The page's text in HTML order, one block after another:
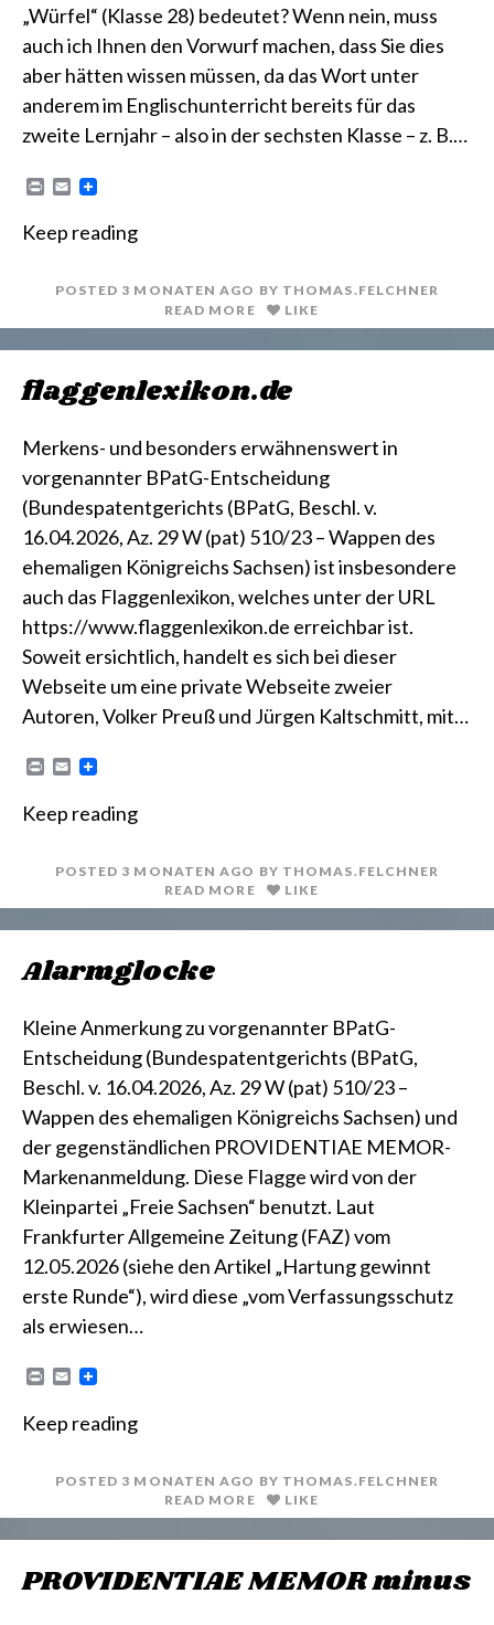
„Würfel“ (Klasse 28) bedeutet? Wenn nein, muss
auch ich Ihnen den Vorwurf machen, dass Sie dies
aber hätten wissen müssen, da das Wort unter
anderem im Englischunterricht bereits für das
zweite Lernjahr – also in der sechsten Klasse – z. B.…
P
n
E
i
Keep reading
POSTED 3 MONATEN AGO BY THOMAS.FELCHNER
READ MORE
LIKE
flaggenlexikon.de
Merkens- und besonders erwähnenswert in
vorgenannter BPatG-Entscheidung
(Bundespatentgerichts (BPatG, Beschl. v.
16.04.2026, Az. 29 W (pat) 510/23 – Wappen des
ehemaligen Königreichs Sachsen) ist insbesondere
auch das Flaggenlexikon, welches unter der URL
https://www.flaggenlexikon.de erreichbar ist.
Soweit ersichtlich, handelt es sich bei dieser
Webseite um eine private Webseite zweier
Autoren, Volker Preuß und Jürgen Kaltschmitt, mit…
P
n
E
i
Keep reading
POSTED 3 MONATEN AGO BY THOMAS.FELCHNER
READ MORE
LIKE
Alarmglocke
Kleine Anmerkung zu vorgenannter BPatG-
Entscheidung (Bundespatentgerichts (BPatG,
Beschl. v. 16.04.2026, Az. 29 W (pat) 510/23 –
Wappen des ehemaligen Königreichs Sachsen) und
der gegenständlichen PROVIDENTIAE MEMOR-
Markenanmeldung. Diese Flagge wird von der
Kleinpartei „Freie Sachsen“ benutzt. Laut
Frankfurter Allgemeine Zeitung (FAZ) vom
12.05.2026 (siehe den Artikel „Hartung gewinnt
erste Runde“), wird diese „vom Verfassungsschutz
als erwiesen…
n
E
i
Keep reading
POSTED 3 MONATEN AGO BY THOMAS.FELCHNER
READ MORE
LIKE
PROVIDENTIAE MEMOR minus